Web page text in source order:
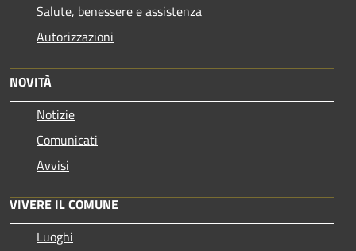
Salute, benessere e assistenza
Autorizzazioni
NOVITÀ
Notizie
Comunicati
Avvisi
VIVERE IL COMUNE
Luoghi